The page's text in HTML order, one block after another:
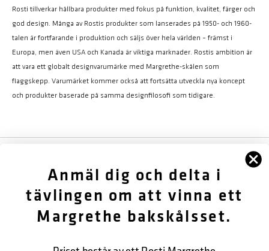
Rosti tillverkar hållbara produkter med fokus på funktion, kvalitet, färger och
god design. Många av Rostis produkter som lanserades på 1950- och 1960-
talen är fortfarande i produktion och säljs över hela världen – främst i
Europa, men även USA och Kanada är viktiga marknader. Rostis ambition är
att vara ett globalt designvarumärke med Margrethe-skålen som
flaggskepp. Varumärket kommer också att fortsätta utveckla nya koncept
och produkter baserade på samma designfilosofi som tidigare.
KUNDTJÄNST
Anmäl dig och delta i
tävlingen om att vinna ett
Margrethe bakskålsset.